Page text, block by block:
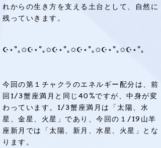
れからの生き方を支える土台として、自然に
残っていきます。
☪︎⋆˚｡✩☪︎⋆˚｡✩☪︎⋆˚｡✩☪︎⋆˚｡✩☪︎⋆˚｡✩☪︎⋆˚｡
今回の第１チャクラのエネルギー配分は、前
回1/3蟹座満月と同じ40%ですが、中身が変
わっています。1/3蟹座満月は「太陽、水
星、金星、火星」であり、今回の１/19山羊
座新月では「太陽、新月、水星、火星」とな
ります。